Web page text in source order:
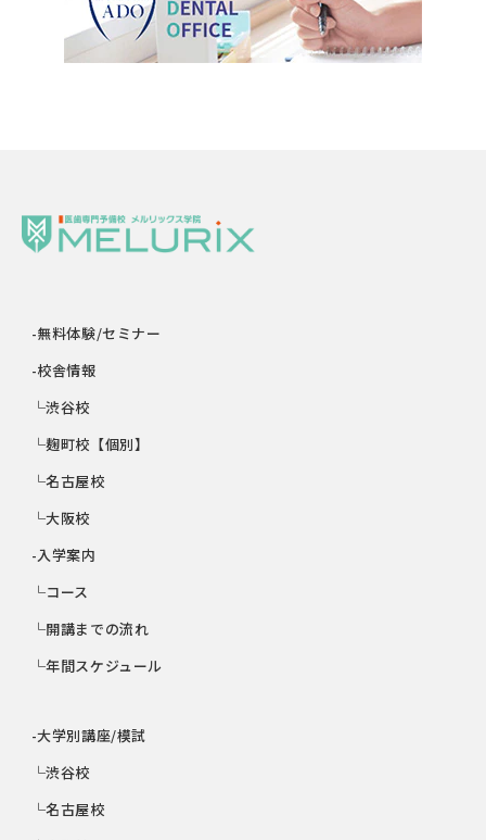
-無料体験/セミナー
-校舎情報
└渋谷校
└麹町校【個別】
└名古屋校
└大阪校
-入学案内
└コース
└開講までの流れ
└年間スケジュール
-大学別講座/模試
└渋谷校
└名古屋校